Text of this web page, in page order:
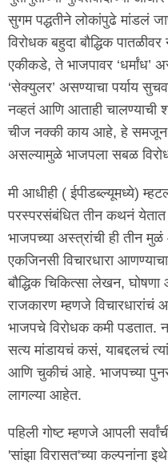
सुगम पद्धतीने लोकांपुढे मांडलं
विरोधक बहुदा बौद्धिक
एकीकडे, ते भाजपावर ‘धर्मांध’
‘सेक्युलर’ असण्याचा पर्याय
नव्हतं आणि आताही चालण्याची
चीज नक्की काय आहे, हे समजून
असल्यामुळे भाजपला सबळ
मी आधीही ( ईपीडब्ल्यूमध्ये)
परस्परसंबंधित तीन कथनं येतात
भाजपच्या अस्त्रांची ही तीन
एकजिनसी विचारधारा
बौद्धिक चिकित्सा लेखन,
राजकारण म्हणजे
भाजपचे विरोधक कमी
सत्य मांडायचं कसं, याबद्दलचं
आणि चुकीचं आहे. भाजपच्या
लागल्या आहेत.
पहिली गोष्ट म्हणजे आपली
'सांझा विरासत'च्या कल्पनांना इथे